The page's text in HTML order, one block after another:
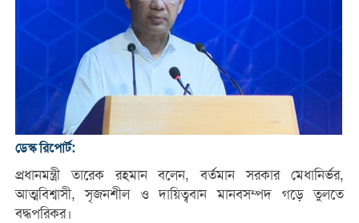
ডেস্ক রিপোর্ট:
প্রধানমন্ত্রী তারেক রহমান বলেন, বর্তমান সরকার মেধানির্ভর,
আত্মবিশ্বাসী, সৃজনশীল ও দায়িত্ববান মানবসম্পদ গড়ে তুলতে
বদ্ধপরিকর।